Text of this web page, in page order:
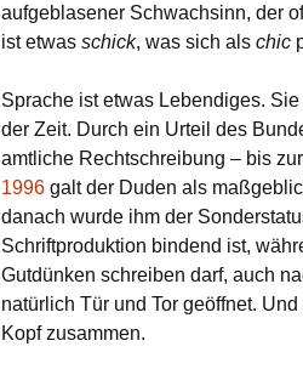
aufgeblasener Schwachsinn, der
ist etwas schick, was sich als chic
Sprache ist etwas Lebendiges.
der Zeit. Durch ein Urteil des
amtliche Rechtschreibung – bis zur
1996 galt der Duden als
danach wurde ihm der
Schriftproduktion bindend ist,
Gutdünken schreiben darf, auch
natürlich Tür und Tor geöffnet.
Kopf zusammen.